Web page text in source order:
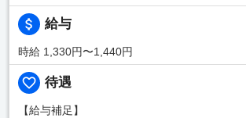
給与
時給 1,330円〜1,440円
待遇
【給与補足】